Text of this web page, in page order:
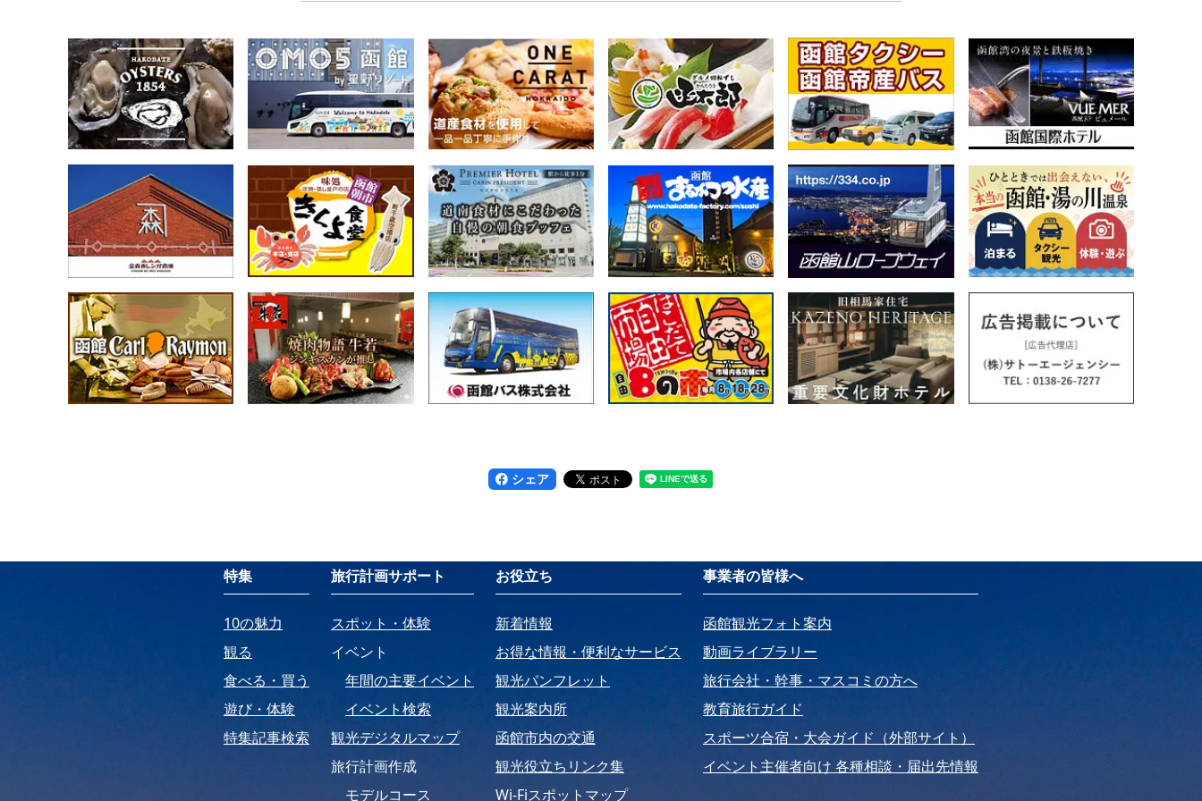
シェア
特集
10の魅力
観る
食べる・買う
遊び・体験
特集記事検索
旅行計画サポート
スポット・体験
イベント
年間の主要イベント
イベント検索
観光デジタルマップ
旅行計画作成
モデルコース
お役立ち
新着情報
お得な情報・便利なサービス
観光パンフレット
観光案内所
函館市内の交通
観光役立ちリンク集
Wi-Fiスポットマップ
事業者の皆様へ
函館観光フォト案内
動画ライブラリー
旅行会社・幹事・マスコミの方へ
教育旅行ガイド
スポーツ合宿・大会ガイド（外部サイト）
イベント主催者向け 各種相談・届出先情報